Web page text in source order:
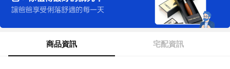
商品資訊 宅配資訊